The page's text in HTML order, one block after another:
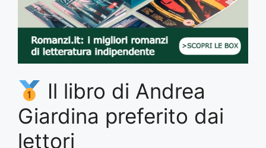
Il libro di Andrea
Giardina preferito dai
lettori